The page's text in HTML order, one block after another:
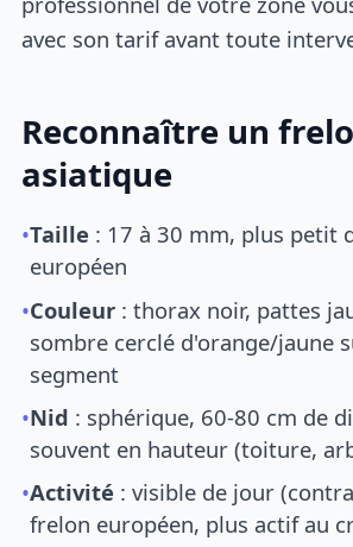
avec son tarif avant toute
Reconnaître un
asiatique
•Taille : 17 à 30 mm, plus petit
européen
•Couleur : thorax noir, pattes
sombre cerclé d'orange/jaune
segment
•Nid : sphérique, 60-80 cm de
souvent en hauteur (toiture,
•Activité : visible de jour
frelon européen, plus actif au